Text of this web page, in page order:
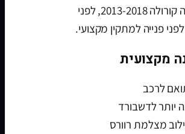
מולטימדיה לטויוטה קורולה 2013-2018, לפני
פנייה למתקין מקצועי.
מקצועית
לרכב
יותר לדשבורד
מצלמת רוורס